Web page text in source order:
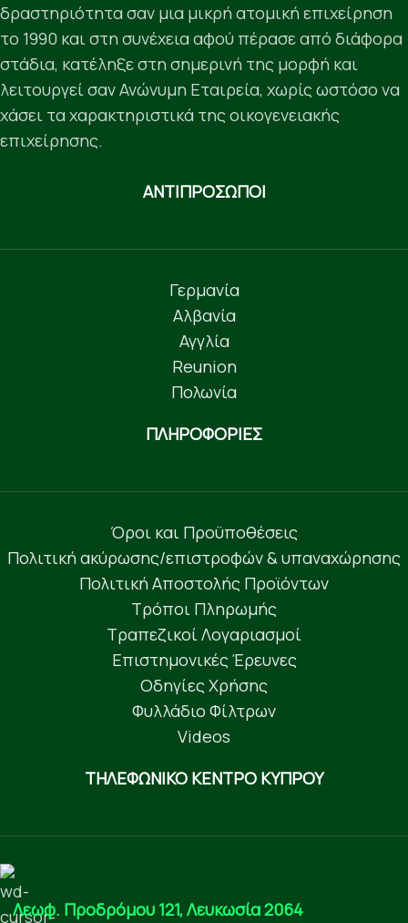
δραστηριότητα σαν μια μικρή ατομική επιχείρηση
το 1990 και στη συνέχεια αφού πέρασε από διάφορα
στάδια, κατέληξε στη σημερινή της μορφή και
λειτουργεί σαν Ανώνυμη Εταιρεία, χωρίς ωστόσο να
χάσει τα χαρακτηριστικά της οικογενειακής
επιχείρησης.
ΑΝΤΙΠΡΟΣΩΠΟΙ
Γερμανία
Αλβανία
Αγγλία
Reunion
Πολωνία
ΠΛΗΡΟΦΟΡΙΕΣ
Όροι και Προϋποθέσεις
Πολιτική ακύρωσης/επιστροφών & υπαναχώρησης
Πολιτική Αποστολής Προϊόντων
Τρόποι Πληρωμής
Τραπεζικοί Λογαριασμοί
Επιστημονικές Έρευνες
Οδηγίες Χρήσης
Φυλλάδιο Φίλτρων
Videos
ΤΗΛΕΦΩΝΙΚΟ ΚΕΝΤΡΟ ΚΥΠΡΟΥ
Λεωφ. Προδρόμου 121, Λευκωσία 2064